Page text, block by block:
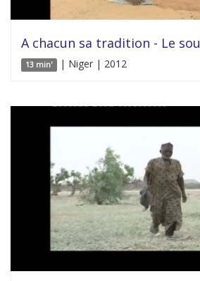
A chacun sa tradition - Le
13 min' | Niger | 2012